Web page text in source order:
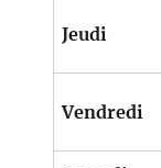
Jeudi
Vendredi